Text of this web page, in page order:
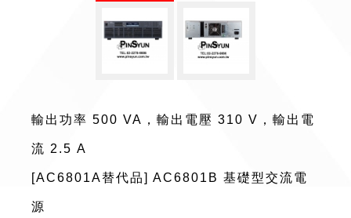
輸出功率 500 VA，輸出電壓 310 V，輸出電
流 2.5 A
[AC6801A替代品] AC6801B 基礎型交流電
源